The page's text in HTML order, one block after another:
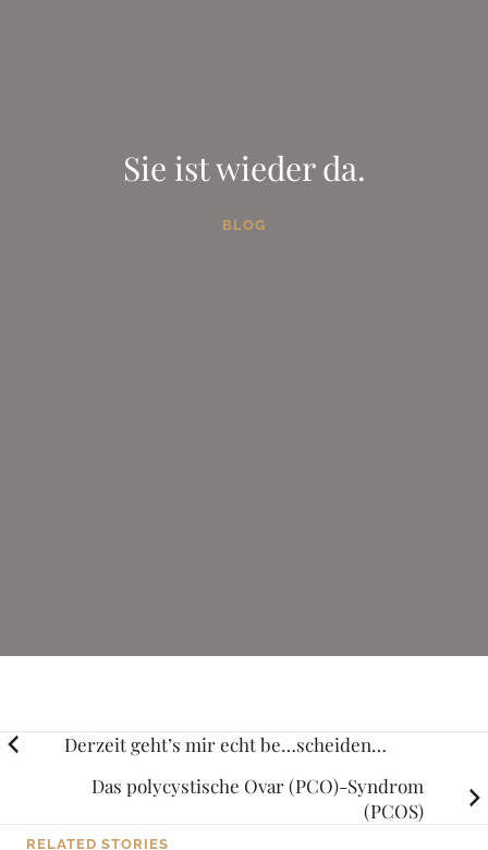
Sie ist wieder da.
BLOG
Posts
navigation
Derzeit geht’s mir echt be…scheiden…
Das polycystische Ovar (PCO)-Syndrom
(PCOS)
RELATED STORIES